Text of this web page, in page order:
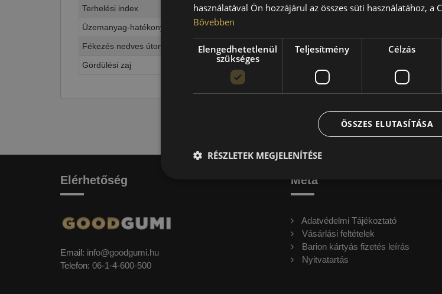
Terhelési index
98=750kg
Üzemanyag-hatékonyság
Fékezés nedves úton
Gördülési zaj
Elérhetőség
Email: info@goodgumi.hu
Telefon: 06-1-4-600-500
Meta
Adatvédelmi Tájékoztató
Vásárlási feltételek
Barion kártyás fizetés leírás
Nyitvatartás
használatával Ön hozzájárul az összes süti használatához, a
Bővebben
Elengedhetetlenül
szükséges
Teljesítmény Célzás
ÖSSZES ELUTASÍTÁSA
RÉSZLETEK MEGJELENÍTÉSE